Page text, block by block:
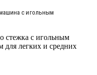
с игольным
стежка с игольным
легких и средних